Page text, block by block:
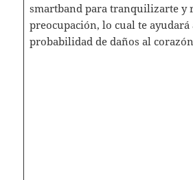
smartband para tranquilizarte y
preocupación, lo cual te
probabilidad de daños al